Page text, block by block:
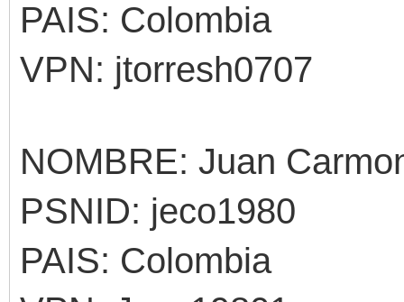
PAIS: Colombia
VPN: jtorresh0707
NOMBRE: Juan
PSNID: jeco1980
PAIS: Colombia